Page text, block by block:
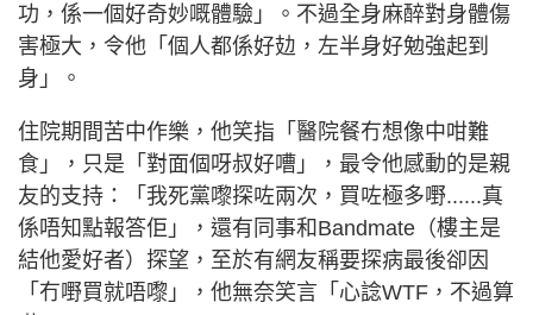
功，係一個好奇妙嘅體驗」。不過全身麻醉對身體傷
害極大，令他「個人都係好攰，左半身好勉強起到
身」。
住院期間苦中作樂，他笑指「醫院餐冇想像中咁難
食」，只是「對面個呀叔好嘈」，最令他感動的是親
友的支持：「我死黨嚟探咗兩次，買咗極多嘢......真
係唔知點報答佢」，還有同事和Bandmate（樓主是
結他愛好者）探望，至於有網友稱要探病最後卻因
「冇嘢買就唔嚟」，他無奈笑言「心諗WTF，不過算